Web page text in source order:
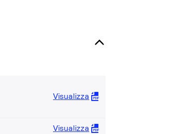
Visualizza
Visualizza